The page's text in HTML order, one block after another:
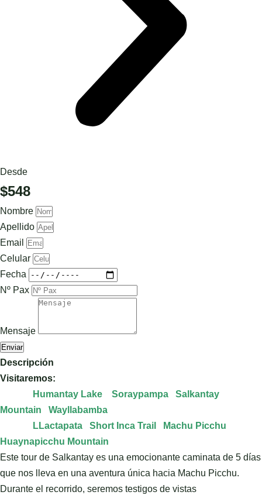
Desde
$548
Nombre
Apellido
Email
Celular
Fecha
Nº Pax
Mensaje
Enviar
Descripción
Visitaremos:
Humantay Lake Soraypampa Salkantay
Mountain Wayllabamba
LLactapata Short Inca Trail Machu Picchu
Huaynapicchu Mountain
Este tour de Salkantay es una emocionante caminata de 5 días
que nos lleva en una aventura única hacia Machu Picchu.
Durante el recorrido, seremos testigos de vistas